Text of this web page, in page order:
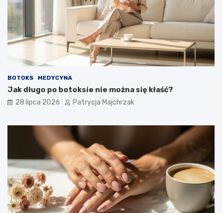
BOTOKS MEDYCYNA
Jak długo po botoksie nie można się kłaść?
28 lipca 2026 Patrycja Majchrzak